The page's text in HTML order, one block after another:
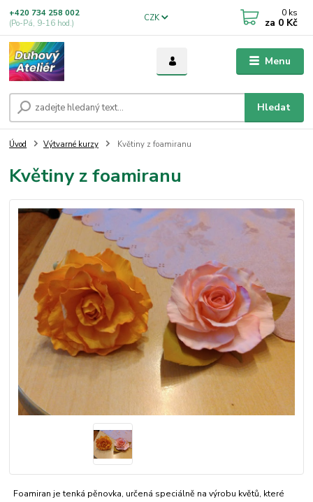
Menu
CZK
Hledat
+420 734 258 002
(Po-Pá, 9-16 hod.)
0 ks
za 0 Kč
Úvod Výtvarné kurzy Květiny z foamiranu
Květiny z foamiranu
Foamiran je tenká pěnovka, určená speciálně na výrobu květů, které